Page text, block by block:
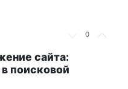
0
сайта:
поисковой